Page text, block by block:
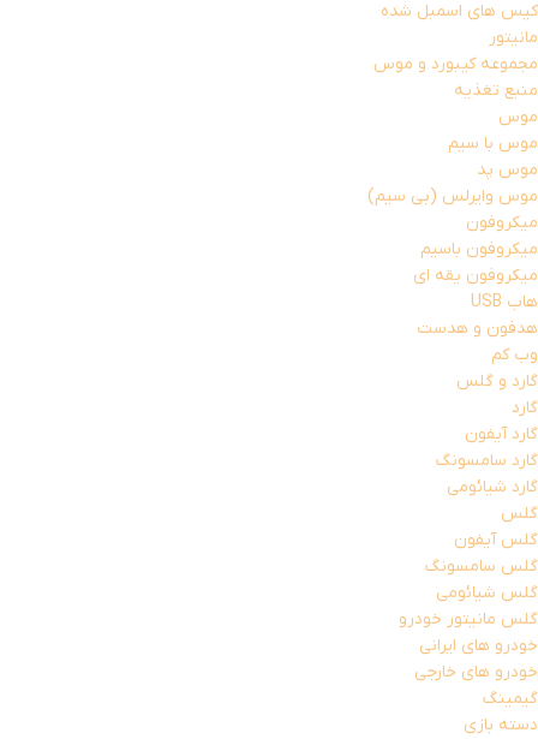
کیس های اسمبل شده
مانیتور
مجموعه کیبورد و موس
منبع تغذیه
موس
موس با سیم
موس پد
موس وایرلس (بی سیم)
میکروفون
میکروفون باسیم
میکروفون یقه ای
هاب USB
هدفون و هدست
وب کم
گارد و گلس
گارد
گارد آیفون
گارد سامسونگ
گارد شیائومی
گلس
گلس آیفون
گلس سامسونگ
گلس شیائومی
گلس مانیتور خودرو
خودرو های ایرانی
خودرو های خارجی
گیمینگ
دسته بازی